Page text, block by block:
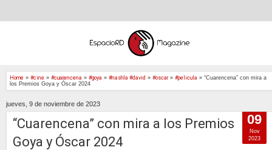
Home » #cine » #cuarencena » #goya » #nashla #david » #oscar» #pelicula » “Cuarencena” con mira a
los Premios Goya y Óscar 2024
jueves, 9 de noviembre de 2023
“Cuarencena” con mira a los Premios
Goya y Óscar 2024
09
Nov
2023